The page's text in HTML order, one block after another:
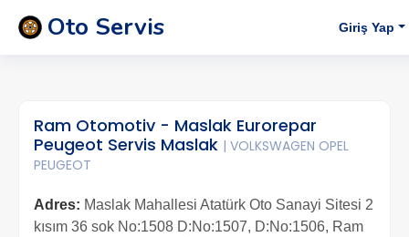
Oto Servis Giriş Yap
Ram Otomotiv - Maslak Eurorepar
Peugeot Servis Maslak | VOLKSWAGEN OPEL
PEUGEOT
Adres: Maslak Mahallesi Atatürk Oto Sanayi Sitesi 2
kısım 36 sok No:1508 D:No:1507, D:No:1506, Ram